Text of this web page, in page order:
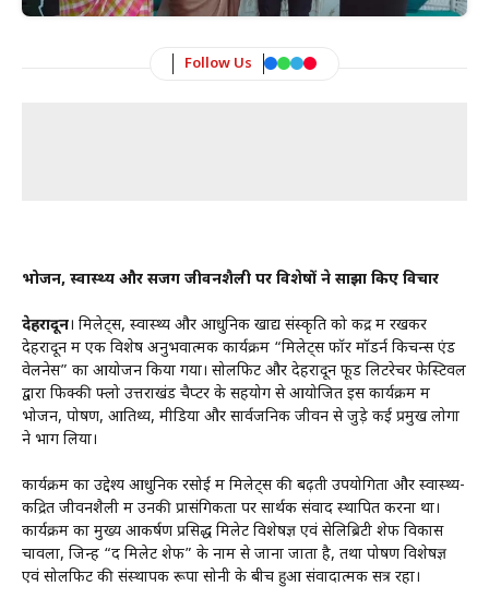
Follow Us
भोजन, स्वास्थ्य और सजग जीवनशैली पर विशेषज्ञों ने साझा किए विचार
देहरादून। मिलेट्स, स्वास्थ्य और आधुनिक खाद्य संस्कृति को केंद्र में रखकर
देहरादून में एक विशेष अनुभवात्मक कार्यक्रम “मिलेट्स फॉर मॉडर्न किचन्स एंड
वेलनेस” का आयोजन किया गया। सोलफिट और देहरादून फूड लिटरेचर फेस्टिवल
द्वारा फिक्की फ्लो उत्तराखंड चैप्टर के सहयोग से आयोजित इस कार्यक्रम में
भोजन, पोषण, आतिथ्य, मीडिया और सार्वजनिक जीवन से जुड़े कई प्रमुख लोगों
ने भाग लिया।
कार्यक्रम का उद्देश्य आधुनिक रसोई में मिलेट्स की बढ़ती उपयोगिता और स्वास्थ्य-
केंद्रित जीवनशैली में उनकी प्रासंगिकता पर सार्थक संवाद स्थापित करना था।
कार्यक्रम का मुख्य आकर्षण प्रसिद्ध मिलेट विशेषज्ञ एवं सेलिब्रिटी शेफ विकास
चावला, जिन्हें “द मिलेट शेफ” के नाम से जाना जाता है, तथा पोषण विशेषज्ञ
एवं सोलफिट की संस्थापक रूपा सोनी के बीच हुआ संवादात्मक सत्र रहा।